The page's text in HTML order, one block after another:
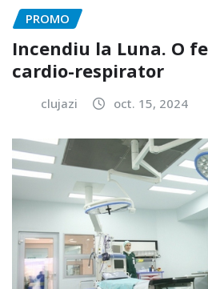
PROMO
Incendiu la Luna. O
cardio-respirator
clujazi oct. 15, 2024